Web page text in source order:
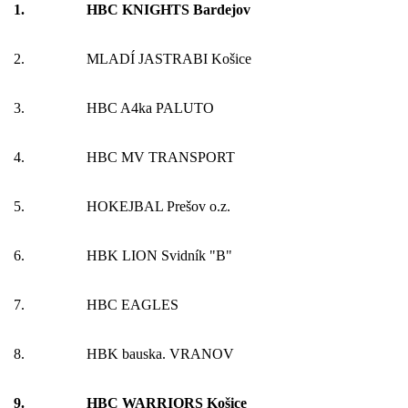
1. HBC KNIGHTS Bardejov
2. MLADÍ JASTRABI Košice
3. HBC A4ka PALUTO
4. HBC MV TRANSPORT
5. HOKEJBAL Prešov o.z.
6. HBK LION Svidník "B"
7. HBC EAGLES
8. HBK bauska. VRANOV
9. HBC WARRIORS Košice